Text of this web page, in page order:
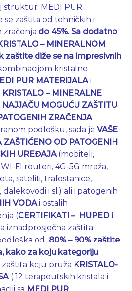
strukturi MEDI PUR
se zaštita od tehničkih i
zračenja do 45%. Sa dodatno
– MINERALNOM
zaštite diže se na impresivnih
kristalne
PUR MATERIJALA i
– MINERALNE
MOGUĆU ZAŠTITU
ZRAČENJA.
podlošku, sada je VAŠE
ZAŠTIĆENO OD PATOGENIH
UREĐAJA (mobiteli,
FI routeri, 4G-5G mreža,
sateliti, trafostanice,
i sl.) ali i patogenih
VODA i ostalih
(CERTIFIKATI – HUPED i
iznadprosječna zaštita
od 80% – 90% zaštite
kako za koju kategoriju
zaštita koju pruža KRISTALO-
( 12 terapeutskih kristala i
sa MEDI PUR